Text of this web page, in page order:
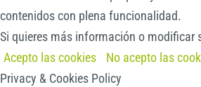
contenidos con plena funcionalidad.
Si quieres más información o modificar
Acepto las cookies
No acepto las
Privacy & Cookies Policy